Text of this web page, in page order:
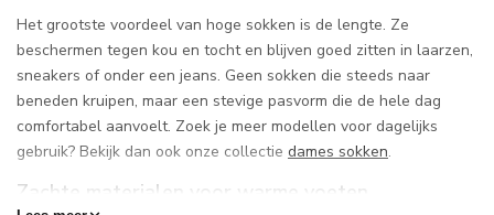
Het grootste voordeel van hoge sokken is de lengte. Ze
beschermen tegen kou en tocht en blijven goed zitten in laarzen,
sneakers of onder een jeans. Geen sokken die steeds naar
beneden kruipen, maar een stevige pasvorm die de hele dag
comfortabel aanvoelt. Zoek je meer modellen voor dagelijks
gebruik? Bekijk dan ook onze collectie dames sokken.
Zachte materialen voor warme voeten